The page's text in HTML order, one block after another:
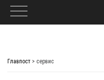
Главпост > сервис